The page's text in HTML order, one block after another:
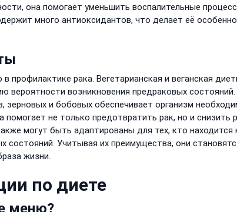
она помогает уменьшить воспалительные
много антиоксидантов, что делает её особенно
профилактике рака. Вегетарианская и веганская
возникновения предраковых состояний.
зерновых и бобовых обеспечивает организм
не только предотвратить рак, но и снизить
могут быть адаптированы для тех, кто находится
состояний. Учитывая их преимущества, они
жизни.
по диете
меню?